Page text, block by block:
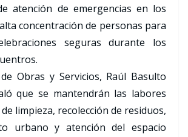
atención de emergencias en los
concentración de personas para
seguras durante los
Obras y Servicios, Raúl Basulto
que se mantendrán las labores
limpieza, recolección de residuos,
urbano y atención del espacio